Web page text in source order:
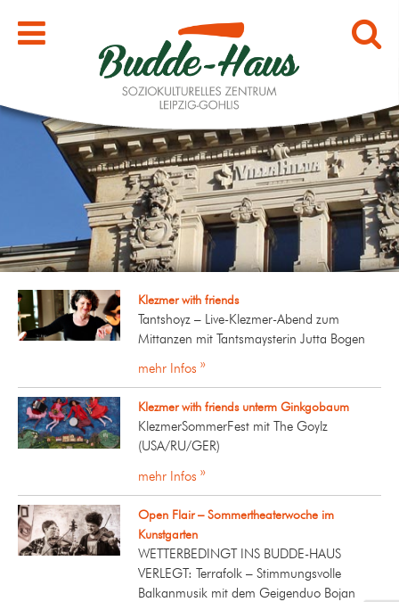
Klezmer with friends
Tantshoyz – Live-Klezmer-Abend zum
Mittanzen mit Tantsmaysterin Jutta Bogen
mehr Infos »
Klezmer with friends unterm Ginkgobaum
KlezmerSommerFest mit The Goylz
(USA/RU/GER)
mehr Infos »
Open Flair – Sommertheaterwoche im
Kunstgarten
WETTERBEDINGT INS BUDDE-HAUS
VERLEGT: Terrafolk – Stimmungsvolle
Balkanmusik mit dem Geigenduo Bojan